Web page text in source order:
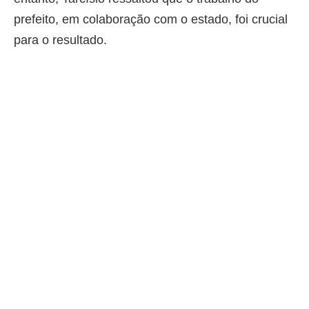
prefeito, em colaboração com o estado, foi crucial
para o resultado.